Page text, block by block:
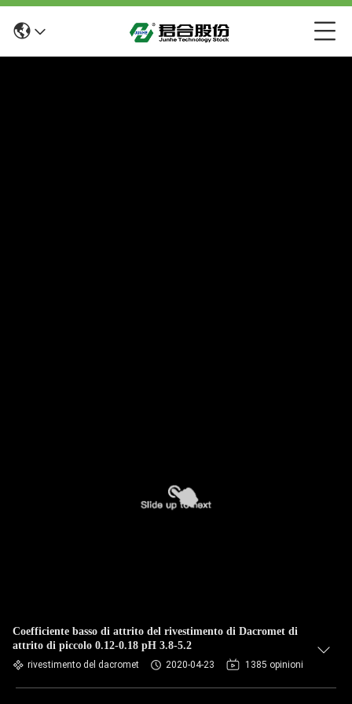
Coefficiente basso di attrito del rivestimento di Dacromet di
attrito di piccolo 0.12-0.18 pH 3.8-5.2
rivestimento del dacromet 2020-04-23 1385 opinioni